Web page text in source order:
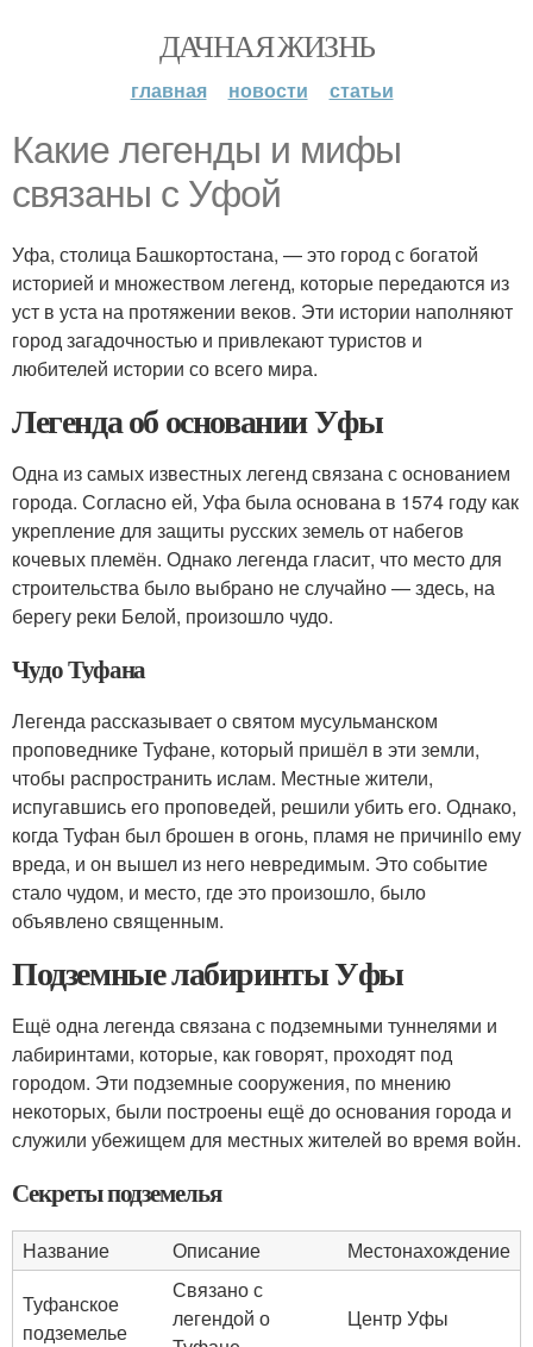
ДАЧНАЯ ЖИЗНЬ
главная новости статьи
Какие легенды и мифы
связаны с Уфой
Уфа, столица Башкортостана, — это город с богатой
историей и множеством легенд, которые передаются из
уст в уста на протяжении веков. Эти истории наполняют
город загадочностью и привлекают туристов и
любителей истории со всего мира.
Легенда об основании Уфы
Одна из самых известных легенд связана с основанием
города. Согласно ей, Уфа была основана в 1574 году как
укрепление для защиты русских земель от набегов
кочевых племён. Однако легенда гласит, что место для
строительства было выбрано не случайно — здесь, на
берегу реки Белой, произошло чудо.
Чудо Туфана
Легенда рассказывает о святом мусульманском
проповеднике Туфане, который пришёл в эти земли,
чтобы распространить ислам. Местные жители,
испугавшись его проповедей, решили убить его. Однако,
когда Туфан был брошен в огонь, пламя не причинilo ему
вреда, и он вышел из него невредимым. Это событие
стало чудом, и место, где это произошло, было
объявлено священным.
Подземные лабиринты Уфы
Ещё одна легенда связана с подземными туннелями и
лабиринтами, которые, как говорят, проходят под
городом. Эти подземные сооружения, по мнению
некоторых, были построены ещё до основания города и
служили убежищем для местных жителей во время войн.
Секреты подземелья
Название Описание
Местонахождение
Туфанское
подземелье
Связано с
легендой о
Центр Уфы